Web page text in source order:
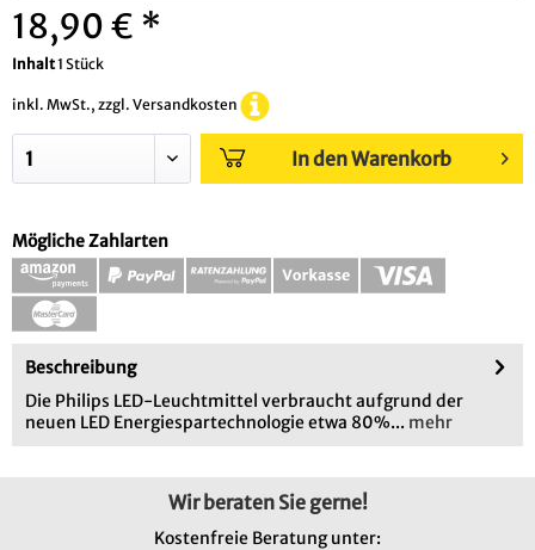
18,90 € *
Inhalt1 Stück
inkl. MwSt., zzgl. Versandkosten
In den Warenkorb
Mögliche Zahlarten
Beschreibung
Die Philips LED-Leuchtmittel verbraucht aufgrund der
neuen LED Energiespartechnologie etwa 80%... mehr
Wir beraten Sie gerne!
Kostenfreie Beratung unter: